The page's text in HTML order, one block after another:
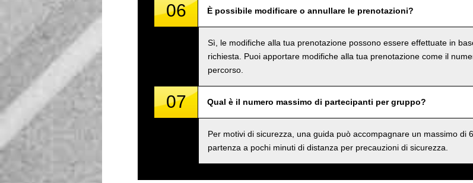
06 È possibile modificare o annullare le prenotazioni?
Sì, le modifiche alla tua prenotazione possono essere effettuate in
richiesta. Puoi apportare modifiche alla tua prenotazione come il
percorso.
07 Qual è il numero massimo di partecipanti per gruppo?
Per motivi di sicurezza, una guida può accompagnare un massimo di
partenza a pochi minuti di distanza per precauzioni di sicurezza.